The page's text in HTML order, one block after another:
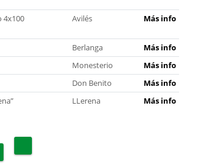
4x100 Avilés Más info
Berlanga
Más info
Monesterio
Más info
Don Benito
Más info
LLerena Más info